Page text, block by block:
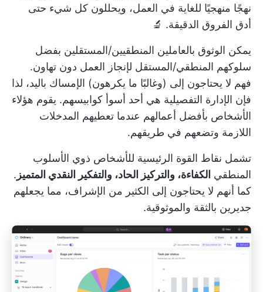
نهجًا منهجيًا للغاية في العمل، ويحللون كل شيء حتى
أدق الفروق الدقيقة. 🔬
يمكن الوثوق بالعاملين المنطقيين/المستقلين بفضل
سلوكهم المنطقي/المستقل لإنجاز العمل دون تهاون.
فهم لا يحتاجون إلى (وغالبًا ما يكرهون) الإمساك باليد، لذا
فإن الإدارة التفصيلية هي أحد أسوأ كوابيسهم. يقوم هؤلاء
الأشخاص بأفضل أعمالهم عندما تعطيهم المدخلات
اللازمة وتضعهم في طريقهم.
تشمل نقاط القوة الرئيسية للأشخاص ذوي الأسلوب
المنطقي الكفاءة، والتركيز الحاد، والتفكير النقدي المتميز .
كما أنهم لا يحتاجون إلى الكثير من الإشراف، مما يجعلهم
جديرين بالثقة والموثوقية.